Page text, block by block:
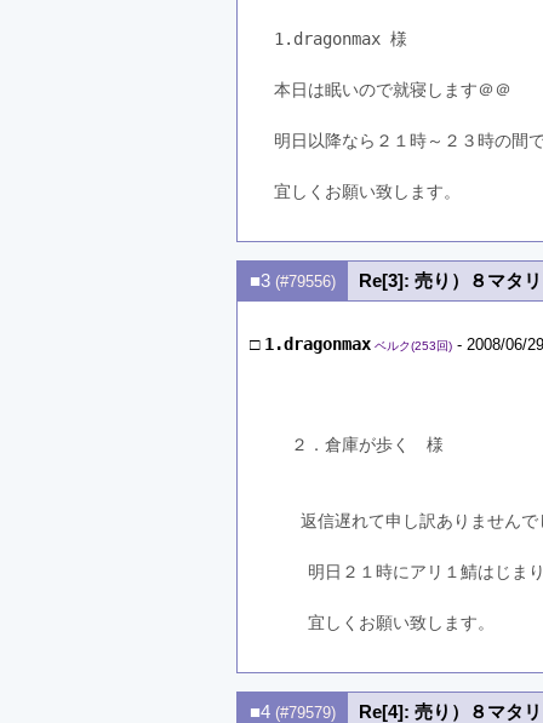
1.dragonmax 様
本日は眠いので就寝します＠＠
明日以降なら２１時～２３時の間
宜しくお願い致します。
■3 (#79556) Re[3]: 売り）８マタ
□ 1.dragonmax ベルク(253回) - 2008/06/
２．倉庫が歩く　様
返信遅れて申し訳ありませんで
明日２１時にアリ１鯖はじまり
宜しくお願い致します。
■4 (#79579) Re[4]: 売り）８マタ